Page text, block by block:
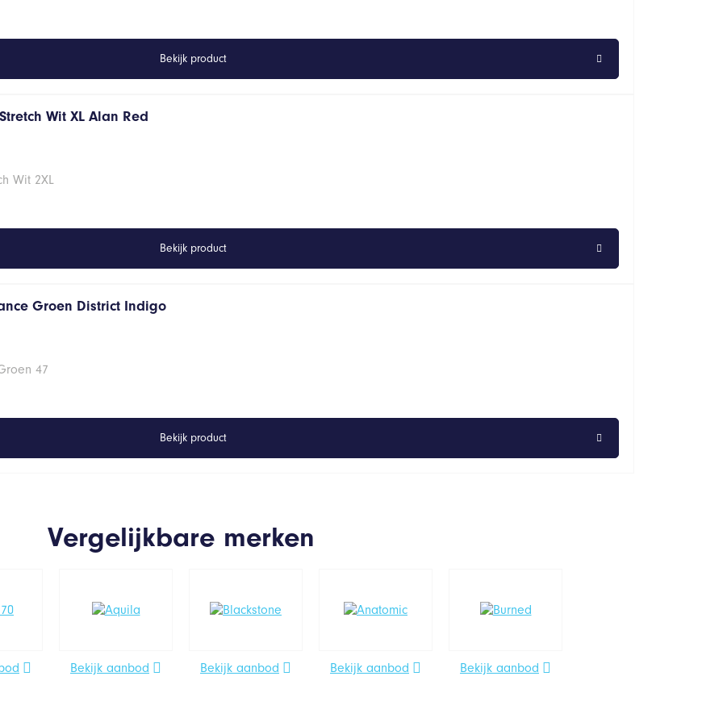
Bekijk product
Wit XL Alan Red
Wit 2XL
Bekijk product
Groen District Indigo
47
Bekijk product
Vergelijkbare merken
Bekijk aanbod Bekijk aanbod Bekijk aanbod Bekijk aanbod